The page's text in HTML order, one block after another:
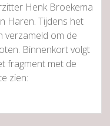
Henk Broekema
Haren. Tijdens het
verzameld om de
Binnenkort volgt
fragment met de
zien: